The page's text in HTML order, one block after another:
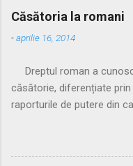
Căsătoria la romani
-aprilie 16, 2014
Dreptul roman a
căsătorie, diferențiate
raporturile de putere din
și practicată a fost
trecea sub autoritatea